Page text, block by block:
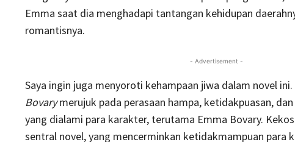
Emma saat dia menghadapi tantangan kehidupan
romantisnya.
- Advertisement -
Saya ingin juga menyoroti kehampaan jiwa dalam novel ini.
Bovarymerujuk pada perasaan hampa, ketidakpuasan,
yang dialami para karakter, terutama Emma Bovary.
sentral novel, yang mencerminkan ketidakmampuan para